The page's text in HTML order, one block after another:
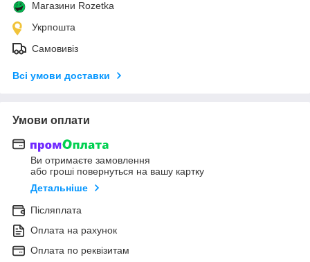
Магазини Rozetka
Укрпошта
Самовивіз
Всі умови доставки
Умови оплати
Ви отримаєте замовлення
або гроші повернуться на вашу картку
Детальніше
Післяплата
Оплата на рахунок
Оплата по реквізитам